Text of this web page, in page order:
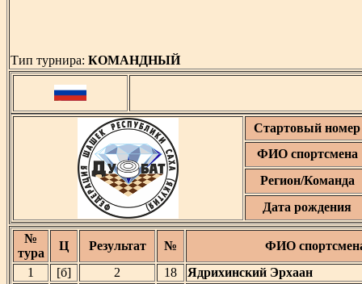
Тип турнира: КОМАНДНЫЙ
Стартовый номер
ФИО спортсмена
Регион/Команда
Дата рождения
№
тура
Ц Результат №
ФИО
1
[б] 2 18
Ядрихинский Эрхаан